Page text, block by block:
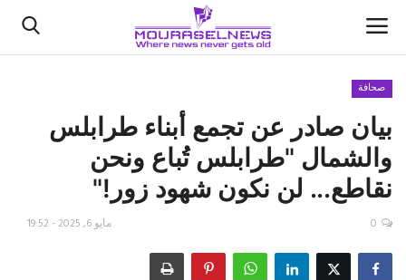
الأخبار
كتّابنا
السعودية
اقتصاد
صحافة
بيان صادر عن تجمع أبناء طرابلس
والشمال "طرابلس تُباع ونحن
نقاطع... لن نكون شهود زور!"
مايو 6, 2025 - 19:52 0